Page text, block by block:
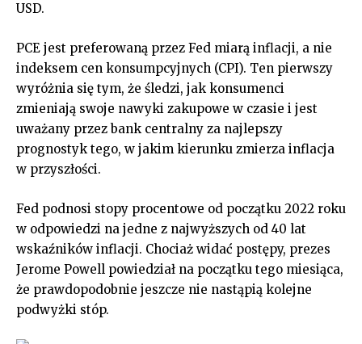
USD.
PCE jest preferowaną przez Fed miarą inflacji, a nie
indeksem cen konsumpcyjnych (CPI). Ten pierwszy
wyróżnia się tym, że śledzi, jak konsumenci
zmieniają swoje nawyki zakupowe w czasie i jest
uważany przez bank centralny za najlepszy
prognostyk tego, w jakim kierunku zmierza inflacja
w przyszłości.
Fed podnosi stopy procentowe od początku 2022 roku
w odpowiedzi na jedne z najwyższych od 40 lat
wskaźników inflacji. Chociaż widać postępy, prezes
Jerome Powell powiedział na początku tego miesiąca,
że prawdopodobnie jeszcze nie nastąpią kolejne
podwyżki stóp.